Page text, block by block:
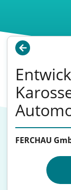
FERCHAU